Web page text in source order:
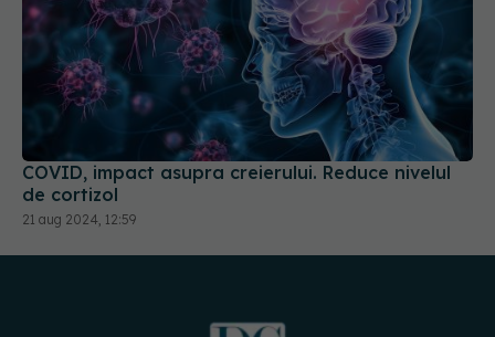
COVID, impact asupra creierului. Reduce nivelul
de cortizol
21 aug 2024, 12:59